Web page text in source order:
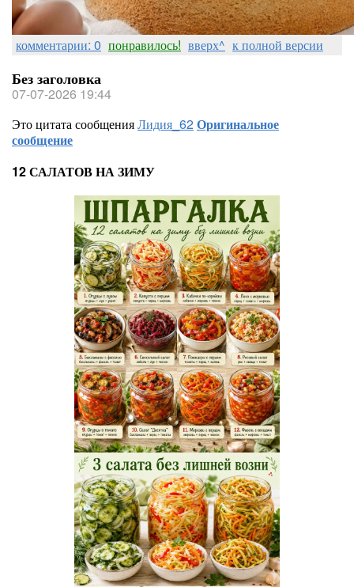
комментарии: 0 понравилось! вверх^ к полной версии
Без заголовка
07-07-2026 19:44
Это цитата сообщенияЛидия_62Оригинальное
сообщение
12 САЛАТОВ НА ЗИМУ